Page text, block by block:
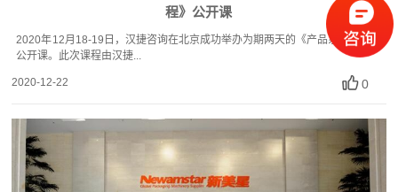
程》公开课
2020年12月18-19日，汉捷咨询在北京成功举办为期两天的《产品系统工程》
公开课。此次课程由汉捷...
2020-12-22 0